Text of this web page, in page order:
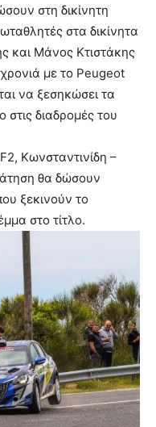
στη δικίνητη
στα δικίνητα
και Μάνος Κτιστάκης
με το Peugeot
να ξεσηκώσει τα
διαδρομές του
Κωνσταντινίδη –
θα δώσουν
ξεκινούν το
στο τίτλο.